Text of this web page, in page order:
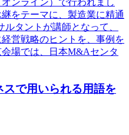
をテーマに、製造業に精通
タントが講師となって、
営戦略のヒントを、事例を
場では、日本M&Aセンタ
で用いられる用語を